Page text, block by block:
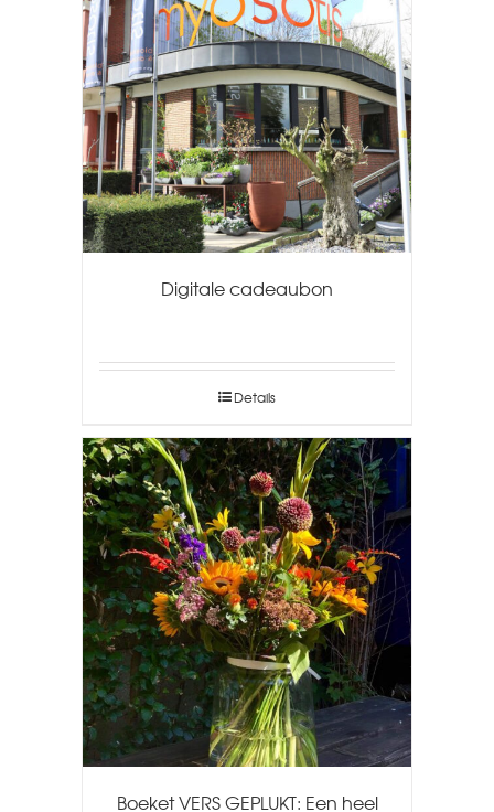
Digitale cadeaubon
Details
Boeket VERS GEPLUKT: Een heel